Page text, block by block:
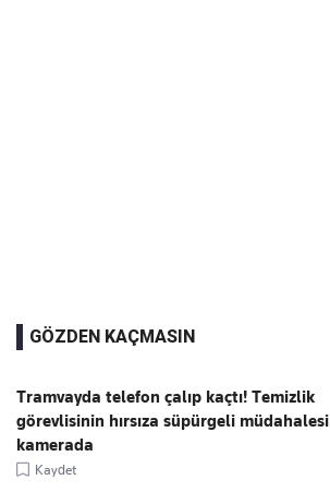
GÖZDEN KAÇMASIN
Tramvayda telefon çalıp kaçtı! Temizlik
görevlisinin hırsıza süpürgeli müdahalesi
kamerada
Kaydet